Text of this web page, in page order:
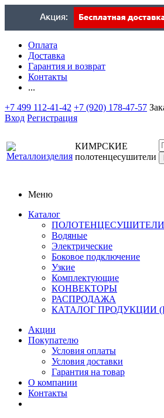
Оплата
Доставка
Гарантия и возврат
Контакты
...
+7 499 112-41-42 +7 (920) 178-47-57
Вход Регистрация
КИМРСКИЕ
полотенцесушители
Меню
Каталог
ПОЛОТЕНЦЕСУШИТЕЛИ
Водяные
Электрические
Боковое подключение
Узкие
Комплектующие
КОНВЕКТОРЫ
РАСПРОДАЖА
КАТАЛОГ ПРОДУКЦИИ
Акции
Покупателю
Условия оплаты
Условия доставки
Гарантия на товар
О компании
Контакты